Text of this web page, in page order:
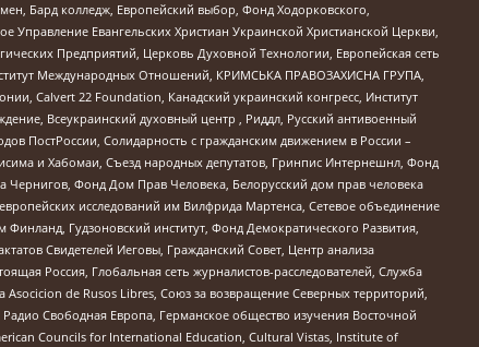
Бард колледж, Европейский выбор, Фонд Ходорковского,
Евангельских Христиан Украинской Христианской Церкви,
Предприятий, Церковь Духовной Технологии, Европейская сеть
Международных Отношений, КРИМСЬКА ПРАВОЗАХИСНА ГРУПА,
Calvert 22 Foundation, Канадский украинский конгресс, Институт
Всеукраинский духовный центр , Риддл, Русский антивоенный
ПостРоссии, Солидарность с гражданским движением в России –
и Хабомаи, Съезд народных депутатов, Гринпис Интернешнл, Фонд
Чернигов, Фонд Дом Прав Человека, Белорусский дом прав человека
исследований им Вилфрида Мартенса, Сетевое объединение
Гудзоновский институт, Фонд Демократического Развития,
Свидетелей Иеговы, Гражданский Совет, Центр анализа
Россия, Глобальная сеть журналистов-расследователей, Служба
de Rusos Libres, Союз за возвращение Северных территорий,
Свободная Европа, Германское общество изучения Восточной
Councils for International Education, Cultural Vistas, Institute of